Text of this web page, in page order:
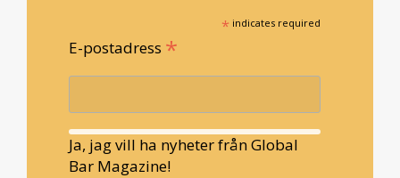
* indicates required
E-postadress *
Ja, jag vill ha nyheter från Global
Bar Magazine!